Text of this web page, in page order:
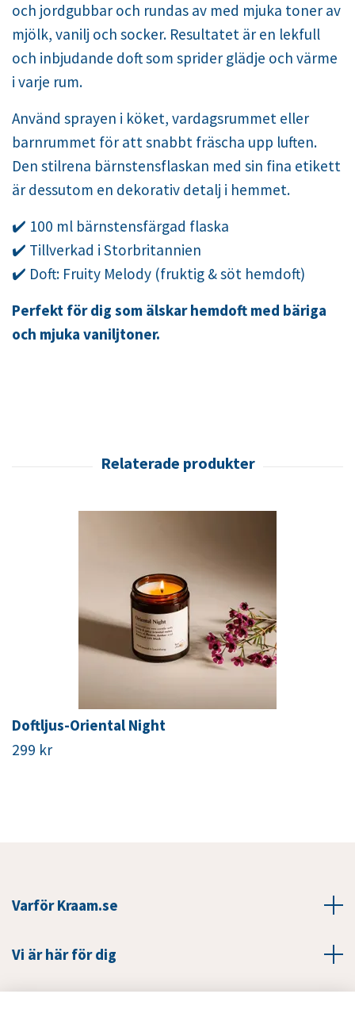
och jordgubbar och rundas av med mjuka toner av
mjölk, vanilj och socker. Resultatet är en lekfull
och inbjudande doft som sprider glädje och värme
i varje rum.
Använd sprayen i köket, vardagsrummet eller
barnrummet för att snabbt fräscha upp luften.
Den stilrena bärnstensflaskan med sin fina etikett
är dessutom en dekorativ detalj i hemmet.
✔️ 100 ml bärnstensfärgad flaska
✔️ Tillverkad i Storbritannien
✔️ Doft: Fruity Melody (fruktig & söt hemdoft)
Perfekt för dig som älskar hemdoft med bäriga
och mjuka vaniljtoner.
Doftljus-Oriental Night
299 kr
Varför Kraam.se
Vi är här för dig